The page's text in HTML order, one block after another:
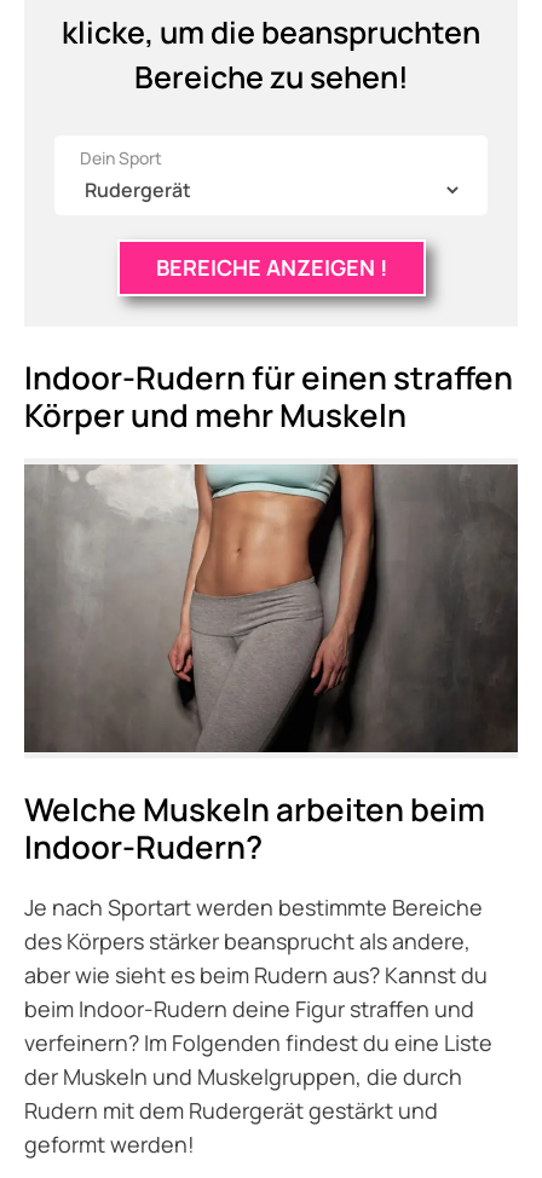
klicke, um die beanspruchten
Bereiche zu sehen!
Dein Sport
BEREICHE ANZEIGEN !
Indoor-Rudern für einen straffen
Körper und mehr Muskeln
Welche Muskeln arbeiten beim
Indoor-Rudern?
Je nach Sportart werden bestimmte Bereiche
des Körpers stärker beansprucht als andere,
aber wie sieht es beim Rudern aus? Kannst du
beim Indoor-Rudern deine Figur straffen und
verfeinern? Im Folgenden findest du eine Liste
der Muskeln und Muskelgruppen, die durch
Rudern mit dem Rudergerät gestärkt und
geformt werden!